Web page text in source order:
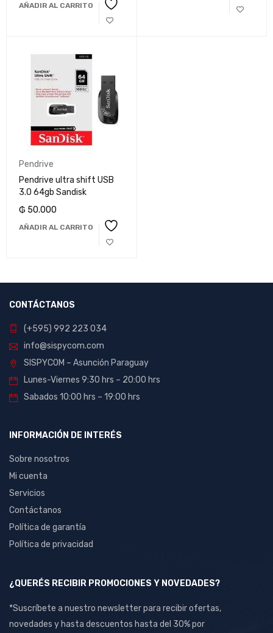
AÑADIR AL CARRITO
Pendrive
Pendrive ultra shift USB
3.0 64gb Sandisk
₲ 50.000
AÑADIR AL CARRITO
CONTÁCTANOS
(+595) 992 223 034
info@sispycom.com
SISPYCOM – Asunción Paraguay
Lunes-Viernes 9:30 hrs – 20:00 hrs
Sabados 10:00 hrs – 19:00 hrs
INFORMACIÓN DE INTERÉS
Sobre nosotros
Mi cuenta
Servicios
Contáctanos
Política de garantía
Política de privacidad
¿QUERÉS RECIBIR PROMOCIONES Y NOVEDADES?
*Suscríbete a nuestro newsletter para recibir ofertas,
novedades y hasta descuentos hasta del 30% por